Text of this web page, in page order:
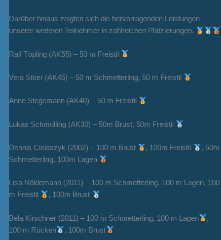
Darüber hinaus zeigten sich die hervorragenden Leistungen
unserer weiteren Teilnehmer in zahlreichen Platzierungen.
Ralf Töpling (AK55) – 50 m Freistil
Vera Stüer (AK45) – 50 m Schmetterling, 50 m Freistil
Anne Stegemann (AK40) – 50 m Freistil
Lukas Schmülling (AK30) – 50m Brust, 50m Freistil
Dennis Cielaszyk (2002) – 100 m Brust , 100m Freistil
, 50m
Schmetterling, 100m Lagen
Lisa Nöldemann (2011) – 100 m Schmetterling, 100 m Lagen, 100
m Freistil
, 100m Brust
Bela Kirschner (2011) – 100 m Schmetterling, 100 m Lagen
,
100 m Rücken
, 100m Brust